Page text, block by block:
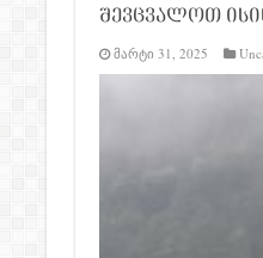
შევცვალოთ
მარტი 31, 2025